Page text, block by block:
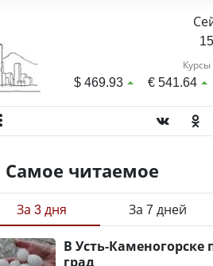
$469.93 €541.64
Самое читаемое
За 3 дня За 7 дней
В Усть-
град